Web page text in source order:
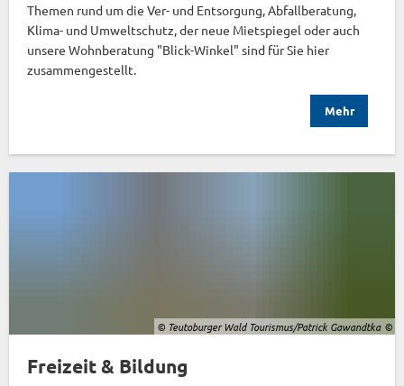
Themen rund um die Ver- und Entsorgung, Abfallberatung,
Klima- und Umweltschutz, der neue Mietspiegel oder auch
unsere Wohnberatung "Blick-Winkel" sind für Sie hier
zusammengestellt.
Mehr
© Teutoburger Wald Tourismus/Patrick Gawandtka
Freizeit & Bildung